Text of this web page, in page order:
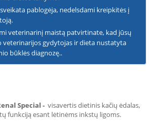
pablogėja, nedelsdami kreipkitės į
veterinarinį maistą patvirtinate, kad jūsų
veterinarijos gydytojas ir dieta nustatyta
būklės diagnozę..
Special - visavertis dietinis kačių ėdalas,
funkciją esant lėtinėms inkstų ligoms.